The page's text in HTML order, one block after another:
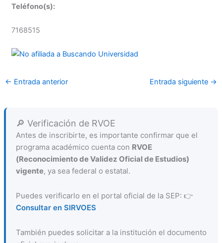
Teléfono(s):
7168515
← Entrada anterior Entrada siguiente →
🔎 Verificación de RVOE
Antes de inscribirte, es importante confirmar que el
programa académico cuenta con RVOE
(Reconocimiento de Validez Oficial de Estudios)
vigente, ya sea federal o estatal.
Puedes verificarlo en el portal oficial de la SEP: 👉
Consultar en SIRVOES
También puedes solicitar a la institución el documento